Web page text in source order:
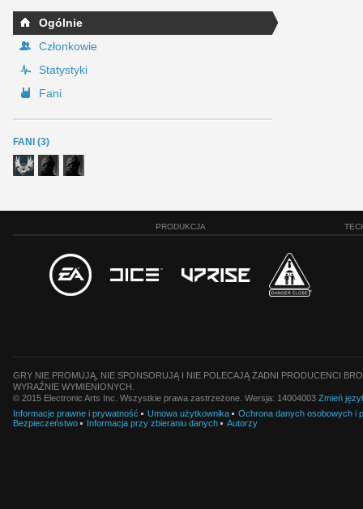
Ogólnie
Członkowie
Statystyki
Fani
FANI (3)
PRODUKCJA
GRY NIE PROMUJĄ, NIE SPONSORUJĄ I NIE POLECAJĄ ŻADNI PRODUCENCI
WYRAŹNIE WYMIENIONYCH.
© 2015 Electronic Arts Inc. Wszystkie prawa zastrzeżone. Wersja: 14004003 Zmień
Informacje prawne i prywatność
Umowa użytkownika
Ochrona danych osobowych i
Bezpieczeństwo
Informacja przy zbieraniu danych Autorzy